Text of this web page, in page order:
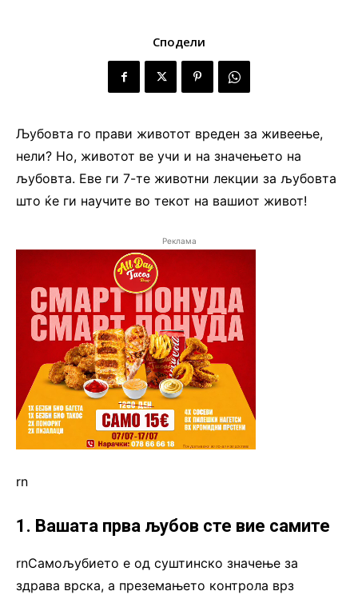
Сподели
Љубовта го прави животот вреден за живеење,
нели? Но, животот ве учи и на значењето на
љубовта. Еве ги 7-те животни лекции за љубовта
што ќе ги научите во текот на вашиот живот!
Реклама
rn
1. Вашата прва љубов сте вие самите
rnСамољубието е од суштинско значење за
здрава врска, а преземањето контрола врз